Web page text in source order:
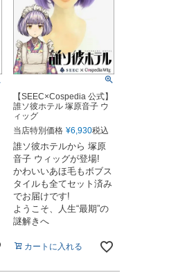
【SEEC×Cospedia 公式】
誰ソ彼ホテル 塚原音子 ウ
ィッグ
当店特別価格 ¥6,930税込
誰ソ彼ホテルから 塚原
音子 ウィッグが登場!
かわいいあほ毛もボブス
タイルも全てセット済み
でお届けです!
ようこそ、人生“最期”の
謎解きへ
カートに入れる